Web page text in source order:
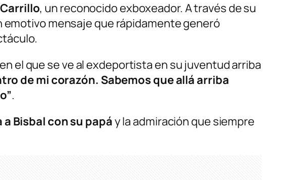
, un reconocido exboxeador. A través de su
mensaje que rápidamente generó
el que se ve al exdeportista en su juventud arriba
de mi corazón. Sabemos que allá arriba
.
Bisbal con su papáy la admiración que siempre